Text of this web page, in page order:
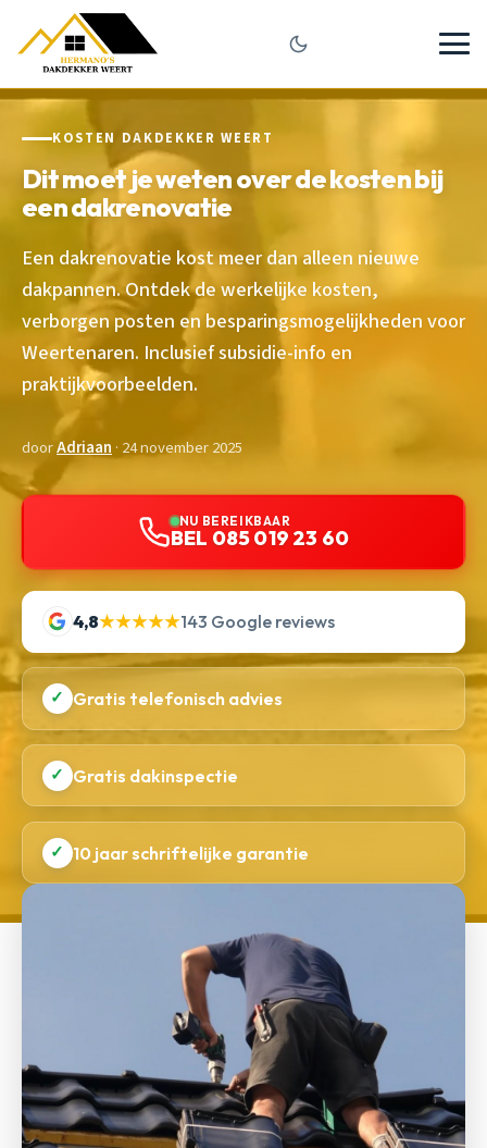
KOSTEN DAKDEKKER WEERT
Dit moet je weten over de kosten bij
een dakrenovatie
Een dakrenovatie kost meer dan alleen nieuwe
dakpannen. Ontdek de werkelijke kosten,
verborgen posten en besparingsmogelijkheden voor
Weertenaren. Inclusief subsidie-info en
praktijkvoorbeelden.
doorAdriaan · 24 november 2025
NU BEREIKBAAR
BEL 085 019 23 60
4,8★★★★★143 Google reviews
✓ Gratis telefonisch advies
✓ Gratis dakinspectie
✓ 10 jaar schriftelijke garantie